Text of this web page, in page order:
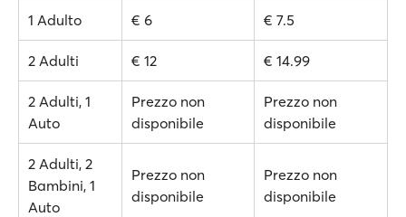
1 Adulto € 6 € 7.5
2 Adulti € 12 € 14.99
2 Adulti, 1
Auto
Prezzo non
disponibile
Prezzo non
disponibile
2 Adulti, 2
Bambini, 1
Auto
Prezzo non
disponibile
Prezzo non
disponibile